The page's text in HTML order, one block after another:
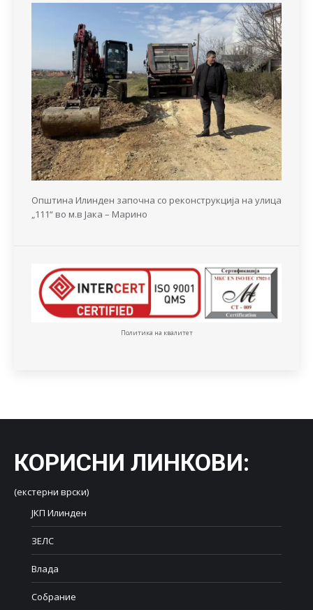
Општина Илинден започна со реконструкција на улица
„111“ во м.в Јака – Марино
Политика на квалитет
КОРИСНИ ЛИНКОВИ:
(екстерни врски)
ЈКП Илинден
ЗЕЛС
Влада
Собрание